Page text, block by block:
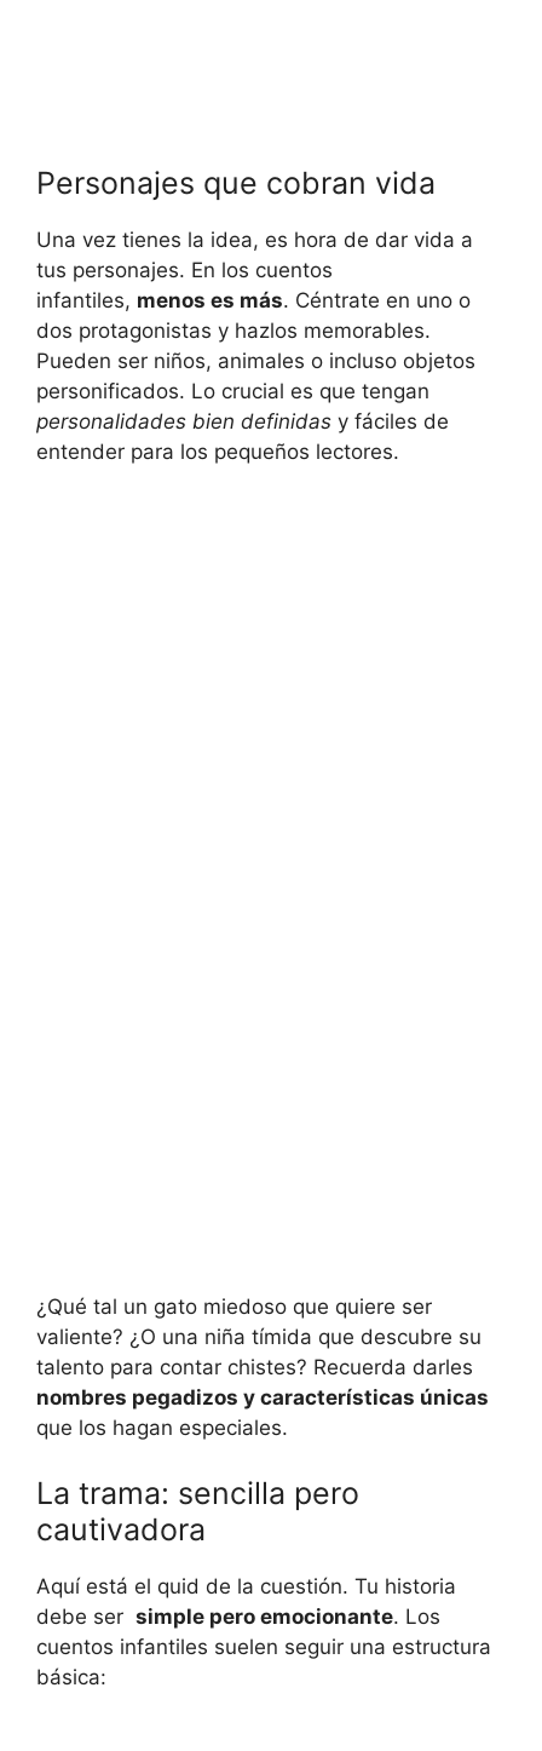
Personajes que cobran vida
Una vez tienes‍ la idea,‍ es hora de dar⁢ vida a
‍tus personajes. En los ⁢cuentos
infantiles,⁤ menos es más. Céntrate en‌ uno o‌
dos​ protagonistas y hazlos memorables.
Pueden ser ‍niños, ⁢animales o incluso ​objetos
personificados. Lo crucial ⁣es ‌que tengan
personalidades bien definidas y ‌fáciles de
entender para los ​pequeños ⁢lectores.
¿Qué tal‍ un ⁤gato miedoso que quiere ser
valiente? ¿O una ‍niña tímida‌ que descubre ⁤su
talento para contar chistes? Recuerda darles
nombres pegadizos⁣ y ‌características únicas
que los hagan especiales.
La trama: ⁢sencilla pero‍
cautivadora
Aquí ⁤está el quid⁢ de la ⁤cuestión. Tu ​historia
debe⁢ ser ‌ simple pero emocionante. ​Los
cuentos infantiles suelen ​seguir una estructura
básica: